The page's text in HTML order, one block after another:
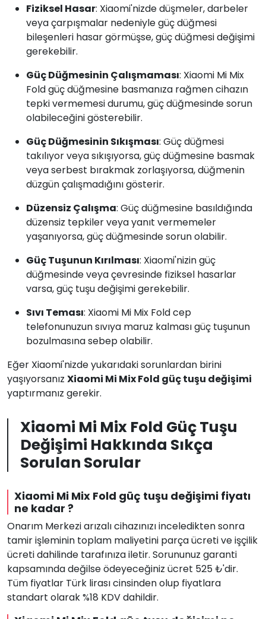
Fiziksel Hasar: Xiaomi'nizde düşmeler, darbeler
veya çarpışmalar nedeniyle güç düğmesi
bileşenleri hasar görmüşse, güç düğmesi değişimi
gerekebilir.
Güç Düğmesinin Çalışmaması: Xiaomi Mi Mix
Fold güç düğmesine basmanıza rağmen cihazın
tepki vermemesi durumu, güç düğmesinde sorun
olabileceğini gösterebilir.
Güç Düğmesinin Sıkışması: Güç düğmesi
takılıyor veya sıkışıyorsa, güç düğmesine basmak
veya serbest bırakmak zorlaşıyorsa, düğmenin
düzgün çalışmadığını gösterir.
Düzensiz Çalışma: Güç düğmesine basıldığında
düzensiz tepkiler veya yanıt vermemeler
yaşanıyorsa, güç düğmesinde sorun olabilir.
Güç Tuşunun Kırılması: Xiaomi'nizin güç
düğmesinde veya çevresinde fiziksel hasarlar
varsa, güç tuşu değişimi gerekebilir.
Sıvı Teması: Xiaomi Mi Mix Fold cep
telefonunuzun sıvıya maruz kalması güç tuşunun
bozulmasına sebep olabilir.
Eğer Xiaomi'nizde yukarıdaki sorunlardan birini
yaşıyorsanız Xiaomi Mi Mix Fold güç tuşu değişimi
yaptırmanız gerekir.
Xiaomi Mi Mix Fold Güç Tuşu
Değişimi Hakkında Sıkça
Sorulan Sorular
Xiaomi Mi Mix Fold güç tuşu değişimi fiyatı
ne kadar ?
Onarım Merkezi arızalı cihazınızı inceledikten sonra
tamir işleminin toplam maliyetini parça ücreti ve işçilik
ücreti dahilinde tarafınıza iletir. Sorununuz garanti
kapsamında değilse ödeyeceğiniz ücret 525 ₺'dir.
Tüm fiyatlar Türk lirası cinsinden olup fiyatlara
standart olarak %18 KDV dahildir.